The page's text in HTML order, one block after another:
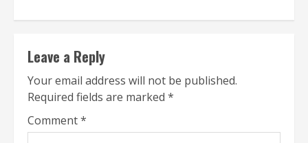
Leave a Reply
Your email address will not be published.
Required fields are marked *
Comment*